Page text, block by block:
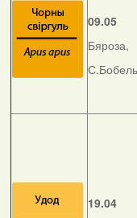
09.05
Бяроза,
С.Бобель
19.04